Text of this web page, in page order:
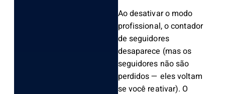
Ao desativar o modo
profissional, o contador
de seguidores
desaparece (mas os
seguidores não são
perdidos — eles voltam
se você reativar). O